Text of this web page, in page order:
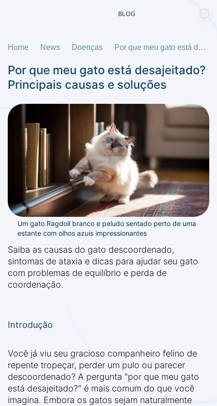
BLOG
Home News Doenças Por que meu gato está desajeitado? Principais causas e soluções
Por que meu gato está desajeitado?
Principais causas e soluções
Um gato Ragdoll branco e peludo sentado perto de uma
estante com olhos azuis impressionantes
Saiba as causas do gato descoordenado,
sintomas de ataxia e dicas para ajudar seu gato
com problemas de equilíbrio e perda de
coordenação.
Introdução
Você já viu seu gracioso companheiro felino de
repente tropeçar, perder um pulo ou parecer
descoordenado? A pergunta "por que meu gato
está desajeitado?" é mais comum do que você
imagina. Embora os gatos sejam naturalmente